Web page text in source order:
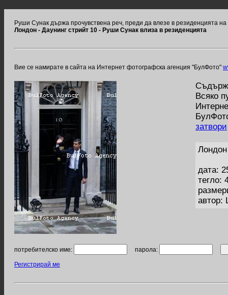
Руши Сунак държа прочувствена реч, преди да влезе в резиденцията на
Лондон - Даунинг стрийт 10 - Руши Сунак влиза в резиденцията
Вие се намирате в сайта на Интернет фотографска агенция "БулФото"
Всяко
затвори
дата:
тегло:
автор:
потребителско име: парола:
Регистрирай ме